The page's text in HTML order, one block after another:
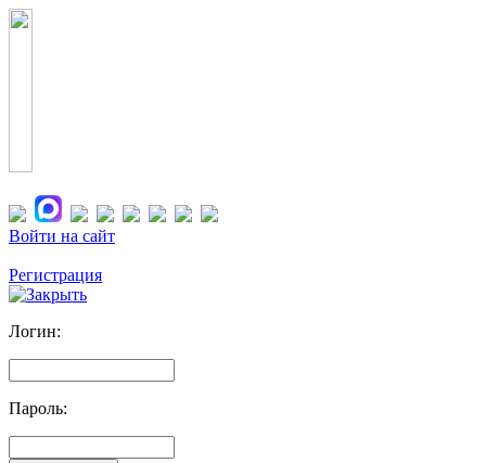
Войти на сайт
Регистрация
Логин:
Пароль: